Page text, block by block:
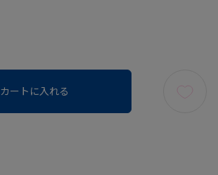
カートに入れる